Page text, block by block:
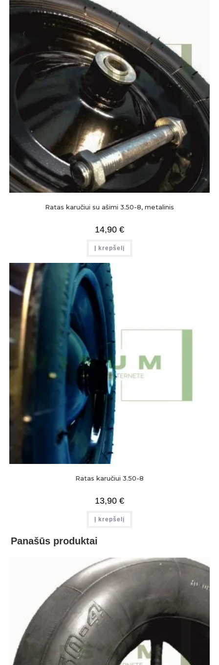
Ratas karučiui su ašimi 3.50-8, metalinis
14,90 €
Į krepšelį
Ratas karučiui 3.50-8
13,90 €
Į krepšelį
Panašūs produktai